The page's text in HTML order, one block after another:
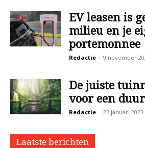
EV leasen is
milieu en je
portemonnee
Redactie - 9 november
De juiste
voor een
Redactie - 27 januari 2023
Laatste berichten